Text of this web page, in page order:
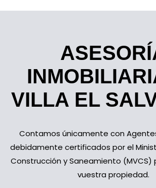
VILLA EL
Contamos únicamente con
debidamente certificados por el
Construcción y Saneamiento (MVCS)
vuestra propiedad.